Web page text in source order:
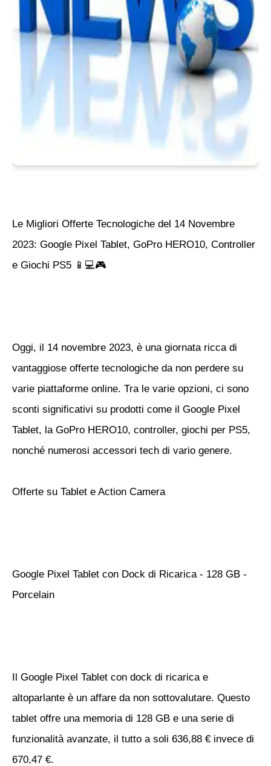
Le Migliori Offerte Tecnologiche del 14 Novembre
2023: Google Pixel Tablet, GoPro HERO10, Controller
e Giochi PS5 📱💻🎮
Oggi, il 14 novembre 2023, è una giornata ricca di
vantaggiose offerte tecnologiche da non perdere su
varie piattaforme online. Tra le varie opzioni, ci sono
sconti significativi su prodotti come il Google Pixel
Tablet, la GoPro HERO10, controller, giochi per PS5,
nonché numerosi accessori tech di vario genere.
Offerte su Tablet e Action Camera
Google Pixel Tablet con Dock di Ricarica - 128 GB -
Porcelain
Il Google Pixel Tablet con dock di ricarica e
altoparlante è un affare da non sottovalutare. Questo
tablet offre una memoria di 128 GB e una serie di
funzionalità avanzate, il tutto a soli 636,88 € invece di
670,47 €.